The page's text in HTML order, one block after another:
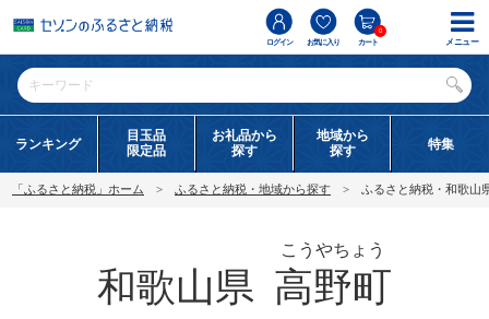
ログイン お気に入り カート
0
ランキング
目玉品
限定品
お礼品から
探す
地域から
探す
特集
「ふるさと納税」ホーム ふるさと納税・地域から探す ふるさと納税・和歌山
和歌山県 高野町
こうやちょう
メニュー